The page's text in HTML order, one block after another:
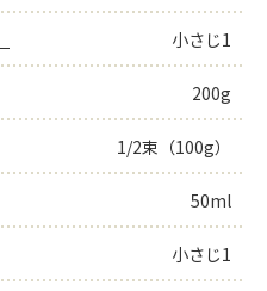
小さじ1
200g
1/2束（100g）
50ml
小さじ1